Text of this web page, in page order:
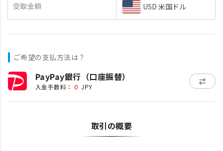
受取金額 USD 米国ドル
ご希望の支払方法は？
PayPay銀行（口座振替）
入金手数料： 0 JPY
取引の概要